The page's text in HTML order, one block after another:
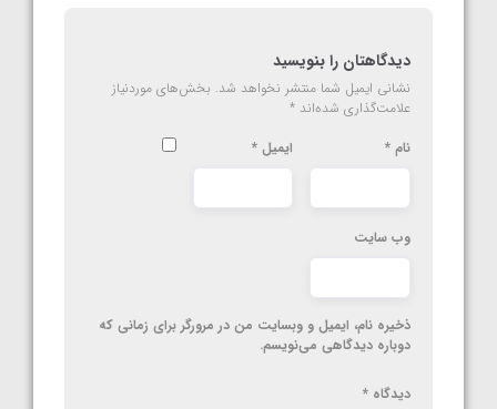
دیدگاهتان را بنویسید
نشانی ایمیل شما منتشر نخواهد شد. بخش‌های موردنیاز
علامت‌گذاری شده‌اند *
نام * ایمیل *
وب‌ سایت
ذخیره نام، ایمیل و وبسایت من در مرورگر برای زمانی که
دوباره دیدگاهی می‌نویسم.
دیدگاه *